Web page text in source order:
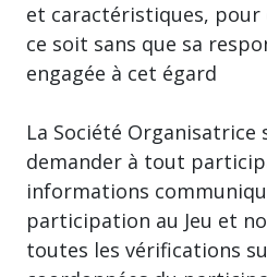
et caractéristiques, pour
ce soit sans que sa
engagée à cet égard
La Société Organisatrice
demander à tout
informations
participation au Jeu et
toutes les vérifications